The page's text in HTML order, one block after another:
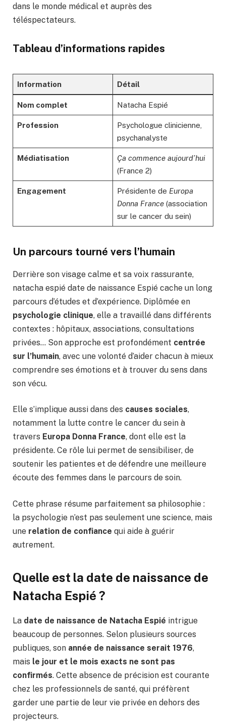
dans le monde médical et auprès des
téléspectateurs.
Tableau d’informations rapides
Information Détail
Nom complet Natacha Espié
Profession
Psychologue clinicienne,
psychanalyste
Médiatisation
Ça commence aujourd’hui
(France 2)
Engagement Présidente de Europa
Donna France(association
sur le cancer du sein)
Un parcours tourné vers l’humain
Derrière son visage calme et sa voix rassurante,
natacha espié date de naissance Espié cache un long
parcours d’études et d’expérience. Diplômée en
psychologie clinique, elle a travaillé dans différents
contextes : hôpitaux, associations, consultations
privées… Son approche est profondément centrée
sur l’humain, avec une volonté d’aider chacun à mieux
comprendre ses émotions et à trouver du sens dans
son vécu.
Elle s’implique aussi dans des causes sociales,
notamment la lutte contre le cancer du sein à
travers Europa Donna France, dont elle est la
présidente. Ce rôle lui permet de sensibiliser, de
soutenir les patientes et de défendre une meilleure
écoute des femmes dans le parcours de soin.
Cette phrase résume parfaitement sa philosophie :
la psychologie n’est pas seulement une science, mais
une relation de confiance qui aide à guérir
autrement.
Quelle est la date de naissance de
Natacha Espié ?
La date de naissance de Natacha Espié intrigue
beaucoup de personnes. Selon plusieurs sources
publiques, son année de naissance serait 1976,
mais le jour et le mois exacts ne sont pas
confirmés. Cette absence de précision est courante
chez les professionnels de santé, qui préfèrent
garder une partie de leur vie privée en dehors des
projecteurs.